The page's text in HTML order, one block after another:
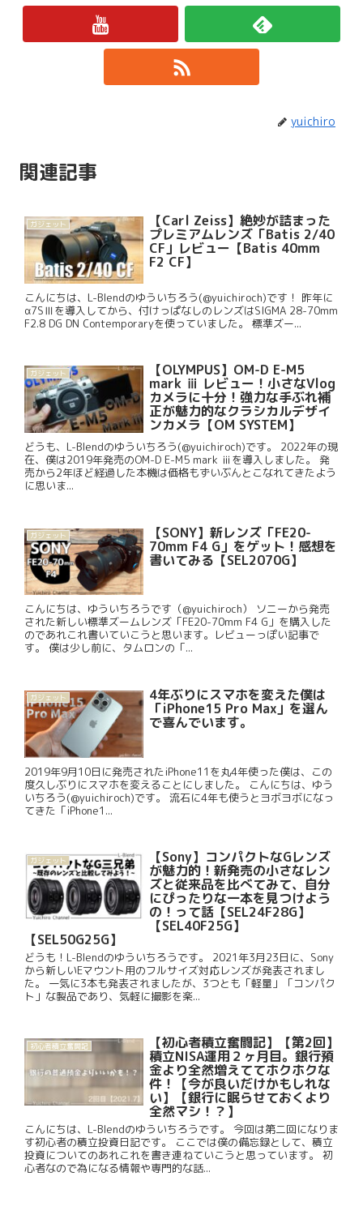
yuichiro
関連記事
ガジェット 【Carl Zeiss】絶妙が詰まった
プレミアムレンズ「Batis 2/40
CF」レビュー【Batis 40mm
F2 CF】
こんにちは、L-Blendのゆういちろう(@yuichiroch)です！ 昨年に
α7SⅢを導入してから、付けっぱなしのレンズはSIGMA 28-70mm
F2.8 DG DN Contemporaryを使っていました。 標準ズー...
ガジェット 【OLYMPUS】OM-D E-M5
mark ⅲ レビュー！小さなVlog
カメラに十分！強力な手ぶれ補
正が魅力的なクラシカルデザイ
ンカメラ【OM SYSTEM】
どうも、L-Blendのゆういちろう(@yuichiroch)です。 2022年の現
在、僕は2019年発売のOM-D E-M5 mark ⅲを導入しました。 発
売から2年ほど経過した本機は価格もずいぶんとこなれてきたよう
に思いま...
ガジェット 【SONY】新レンズ「FE20-
70mm F4 G」をゲット！感想を
書いてみる【SEL2070G】
こんにちは、ゆういちろうです（@yuichiroch） ソニーから発売
された新しい標準ズームレンズ「FE20-70mm F4 G」を購入した
のであれこれ書いていこうと思います。レビューっぽい記事で
す。 僕は少し前に、タムロンの「...
ガジェット 4年ぶりにスマホを変えた僕は
「iPhone15 Pro Max」を選ん
で喜んでいます。
2019年9月10日に発売されたiPhone11を丸4年使った僕は、この
度久しぶりにスマホを変えることにしました。 こんにちは、ゆう
いちろう(@yuichiroch)です。 流石に4年も使うとヨボヨボになっ
てきた「iPhone1...
ガジェット 【Sony】コンパクトなGレンズ
が魅力的！新発売の小さなレン
ズと従来品を比べてみて、自分
にぴったりな一本を見つけよう
の！って話【SEL24F28G】
【SEL40F25G】
【SEL50G25G】
どうも！L-Blendのゆういちろうです。 2021年3月23日に、Sony
から新しいEマウント用のフルサイズ対応レンズが発表されまし
た。 一気に3本も発表されましたが、3つとも「軽量」「コンパク
ト」な製品であり、気軽に撮影を楽...
初心者積立奮闘記 【初心者積立奮闘記】【第2回】
積立NISA運用２ヶ月目。銀行預
金より全然増えててホクホクな
件！【今が良いだけかもしれな
い】【銀行に眠らせておくより
全然マシ！？】
こんにちは、L-Blendのゆういちろうです。 今回は第二回になりま
す初心者の積立投資日記です。 ここでは僕の備忘録として、積立
投資についてのあれこれを書き連ねていこうと思っています。 初
心者なので為になる情報や専門的な話...